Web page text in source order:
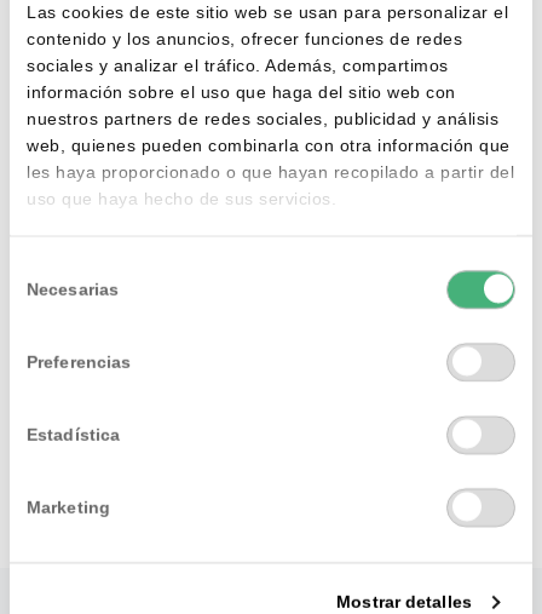
Las cookies de este sitio web se usan para personalizar el
contenido y los anuncios, ofrecer funciones de redes
sociales y analizar el tráfico. Además, compartimos
información sobre el uso que haga del sitio web con
nuestros partners de redes sociales, publicidad y análisis
web, quienes pueden combinarla con otra información que
les haya proporcionado o que hayan recopilado a partir del
uso que haya hecho de sus servicios.
deNecesarias
Preferencias
Estadística
Marketing
Mostrar detalles